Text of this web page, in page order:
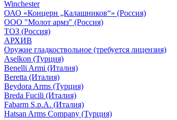
Winchester
ОАО «Концерн „Калашников“» (Россия)
ООО "Молот армз" (Россия)
ТОЗ (Россия)
АРХИВ
Оружие гладкоствольное (требуется лицензия)
Aselkon (Турция)
Benelli Armi (Италия)
Beretta (Италия)
Beydora Arms (Турция)
Breda Fucili (Италия)
Fabarm S.p.A. (Италия)
Hatsan Arms Company (Турция)